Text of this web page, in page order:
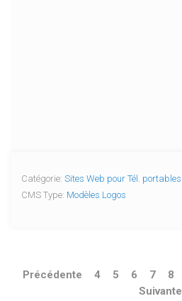
Catégorie: Sites Web pour Tél. portables
CMS Type: Modèles Logos
Précédente 4 5 6 7 8
Suivante